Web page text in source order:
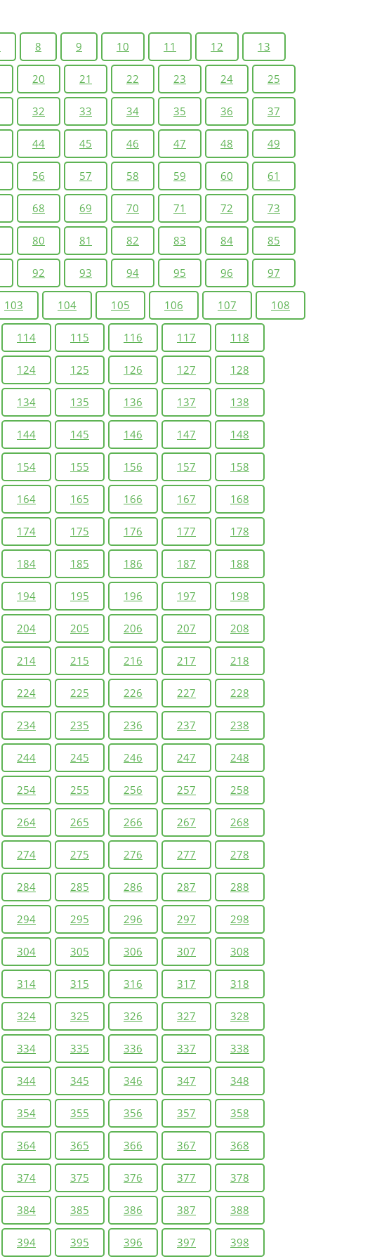
8 9 10 11 12 13
20 21 22 23 24 25
32 33 34 35 36 37
44 45 46 47 48 49
56 57 58 59 60 61
68 69 70 71 72 73
80 81 82 83 84 85
92 93 94 95 96 97
103 104 105 106 107 108
114 115 116 117 118
124 125 126 127 128
134 135 136 137 138
144 145 146 147 148
154 155 156 157 158
164 165 166 167 168
174 175 176 177 178
184 185 186 187 188
194 195 196 197 198
204 205 206 207 208
214 215 216 217 218
224 225 226 227 228
234 235 236 237 238
244 245 246 247 248
254 255 256 257 258
264 265 266 267 268
274 275 276 277 278
284 285 286 287 288
294 295 296 297 298
304 305 306 307 308
314 315 316 317 318
324 325 326 327 328
334 335 336 337 338
344 345 346 347 348
354 355 356 357 358
364 365 366 367 368
374 375 376 377 378
384 385 386 387 388
394 395 396 397 398